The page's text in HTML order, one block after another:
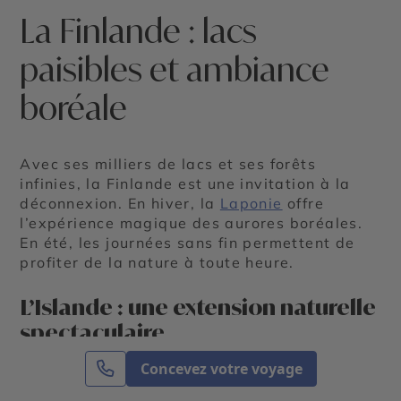
Concevez votre voyage
La Finlande : lacs
paisibles et ambiance
boréale
Avec ses milliers de lacs et ses forêts
infinies, la Finlande est une invitation à la
déconnexion. En hiver, la Laponie offre
l’expérience magique des aurores boréales.
En été, les journées sans fin permettent de
profiter de la nature à toute heure.
L’Islande : une extension naturelle
spectaculaire
road trip en Islandeest une aventure
unique. La Ring Road vous guide entre